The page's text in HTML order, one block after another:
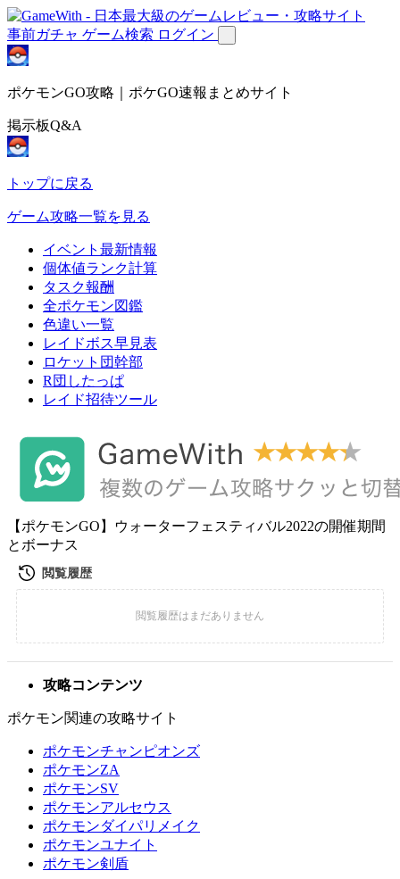
事前ガチャ ゲーム検索 ログイン
ポケモンGO攻略｜ポケGO速報まとめサイト
掲示板Q&A
トップに戻る
ゲーム攻略一覧を見る
イベント最新情報
個体値ランク計算
タスク報酬
全ポケモン図鑑
色違い一覧
レイドボス早見表
ロケット団幹部
R団したっぱ
レイド招待ツール
【ポケモンGO】ウォーターフェスティバル2022の開催期間
とボーナス
攻略コンテンツ
ポケモン関連の攻略サイト
ポケモンチャンピオンズ
ポケモンZA
ポケモンSV
ポケモンアルセウス
ポケモンダイパリメイク
ポケモンユナイト
ポケモン剣盾